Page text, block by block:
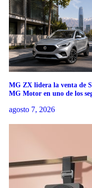
MG ZX lidera la venta de
MG Motor en uno de los
agosto 7, 2026